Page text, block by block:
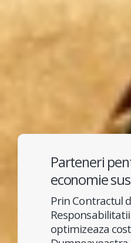
Parteneri
economie
Prin Contractul
optimizeaza